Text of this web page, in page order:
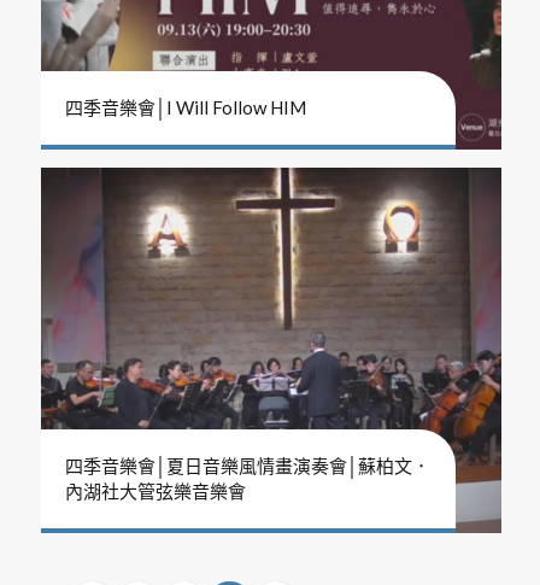
四季音樂會│I Will Follow HIM
四季音樂會│夏日音樂風情畫演奏會│蘇柏文．
內湖社大管弦樂音樂會